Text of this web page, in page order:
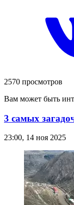
2570 просмотров
Вам может быть
3 самых
23:00, 14 ноя 2025